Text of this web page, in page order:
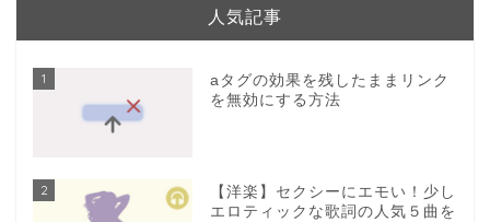
人気記事
1
aタグの効果を残したままリンク
を無効にする方法
2
【洋楽】セクシーにエモい！少し
エロティックな歌詞の人気５曲を